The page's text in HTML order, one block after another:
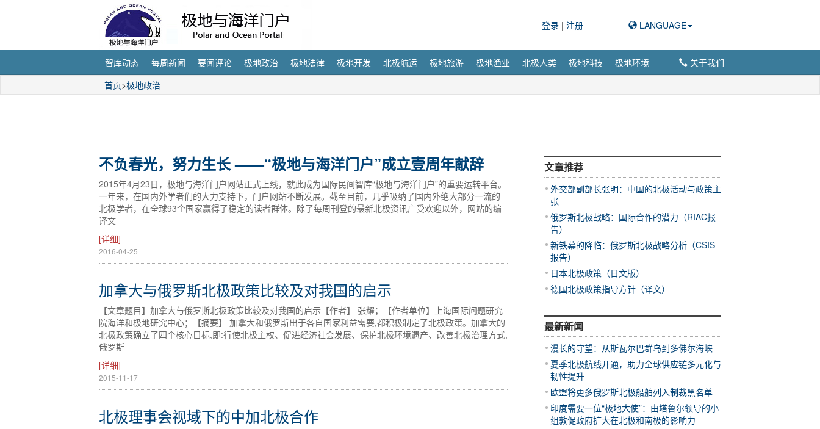
登录 | 注册 LANGUAGE
智库动态 每周新闻 要闻评论 极地政治 极地法律 极地开发 北极航运 极地旅游 极地渔业 北极人类 极地科技 极地环境
关于我们
首页>极地政治
不负春光，努力生长 ——“极地与海洋门户”成立壹周年献辞
2015年4月23日，极地与海洋门户网站正式上线，就此成为国际民间智库“极地与海洋门户”的重要运转平台。
一年来，在国内外学者们的大力支持下，门户网站不断发展。截至目前，几乎吸纳了国内外绝大部分一流的
北极学者，在全球93个国家赢得了稳定的读者群体。除了每周刊登的最新北极资讯广受欢迎以外，网站的编
译文
[详细]
2016-04-25
加拿大与俄罗斯北极政策比较及对我国的启示
【文章题目】加拿大与俄罗斯北极政策比较及对我国的启示【作者】 张耀；【作者单位】上海国际问题研究
院海洋和极地研究中心；【摘要】 加拿大和俄罗斯出于各自国家利益需要,都积极制定了北极政策。加拿大的
北极政策确立了四个核心目标,即:行使北极主权、促进经济社会发展、保护北极环境遗产、改善北极治理方式,
俄罗斯
[详细]
2015-11-17
北极理事会视域下的中加北极合作
文章推荐
外交部副部长张明：中国的北极活动与政策主
张
俄罗斯北极战略：国际合作的潜力（RIAC报
告）
新铁幕的降临：俄罗斯北极战略分析（CSIS
报告）
日本北极政策（日文版）
德国北极政策指导方针（译文）
最新新闻
漫长的守望：从斯瓦尔巴群岛到多佛尔海峡
夏季北极航线开通，助力全球供应链多元化与
韧性提升
欧盟将更多俄罗斯北极船舶列入制裁黑名单
印度需要一位“极地大使”：由塔鲁尔领导的小
组敦促政府扩大在北极和南极的影响力